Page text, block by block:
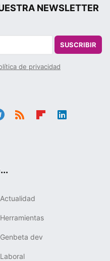
NEWSLETTER
SUSCRIBIR
de privacidad
Actualidad
Herramientas
Genbeta dev
Laboral